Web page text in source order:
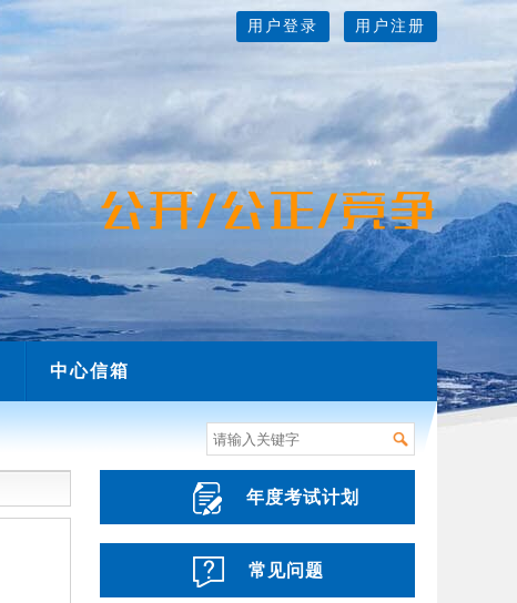
用户登录 用户注册
中心信箱
年度考试计划
常见问题